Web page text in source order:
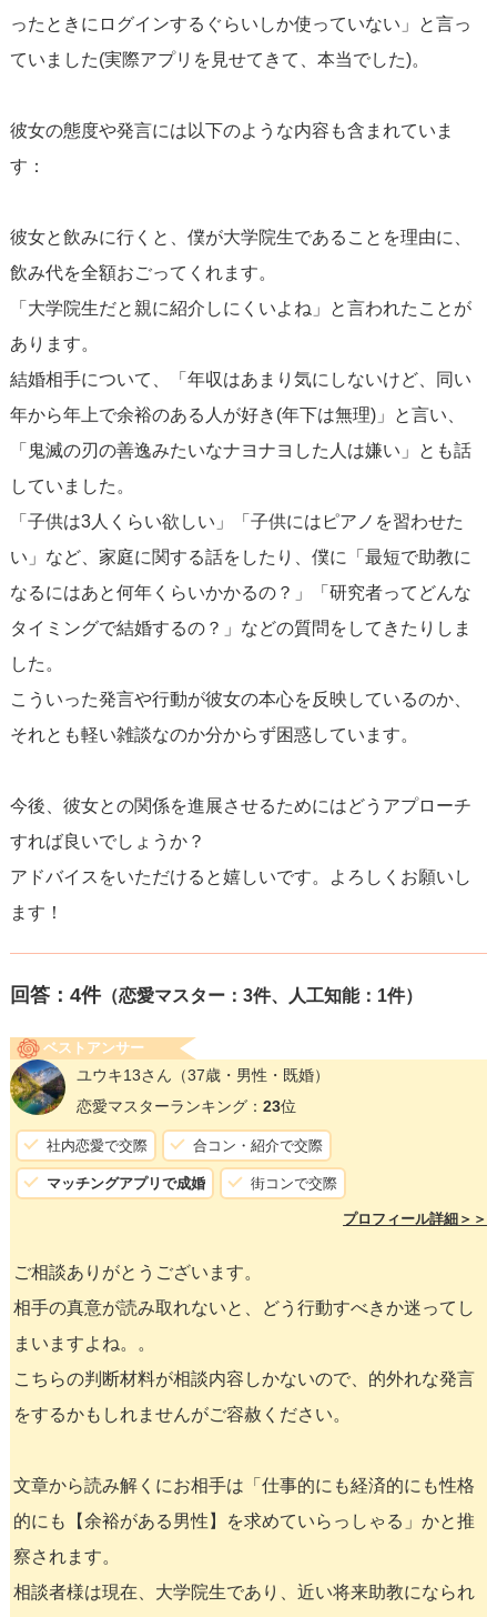
ったときにログインするぐらいしか使っていない」と言っ
ていました(実際アプリを見せてきて、本当でした)。
彼女の態度や発言には以下のような内容も含まれていま
す：
彼女と飲みに行くと、僕が大学院生であることを理由に、
飲み代を全額おごってくれます。
「大学院生だと親に紹介しにくいよね」と言われたことが
あります。
結婚相手について、「年収はあまり気にしないけど、同い
年から年上で余裕のある人が好き(年下は無理)」と言い、
「鬼滅の刃の善逸みたいなナヨナヨした人は嫌い」とも話
していました。
「子供は3人くらい欲しい」「子供にはピアノを習わせた
い」など、家庭に関する話をしたり、僕に「最短で助教に
なるにはあと何年くらいかかるの？」「研究者ってどんな
タイミングで結婚するの？」などの質問をしてきたりしま
した。
こういった発言や行動が彼女の本心を反映しているのか、
それとも軽い雑談なのか分からず困惑しています。
今後、彼女との関係を進展させるためにはどうアプローチ
すれば良いでしょうか？
アドバイスをいただけると嬉しいです。よろしくお願いし
ます！
回答： 4件（恋愛マスター：3件、人工知能：1件）
ベストアンサー
ユウキ13さん （37歳・男性・既婚）
恋愛マスターランキング： 23位
社内恋愛で交際 合コン・紹介で交際
マッチングアプリで成婚 街コンで交際
プロフィール詳細＞＞
ご相談ありがとうございます。
相手の真意が読み取れないと、どう行動すべきか迷ってし
まいますよね。。
こちらの判断材料が相談内容しかないので、的外れな発言
をするかもしれませんがご容赦ください。
文章から読み解くにお相手は「仕事的にも経済的にも性格
的にも【余裕がある男性】を求めていらっしゃる」かと推
察されます。
相談者様は現在、大学院生であり、近い将来助教になられ